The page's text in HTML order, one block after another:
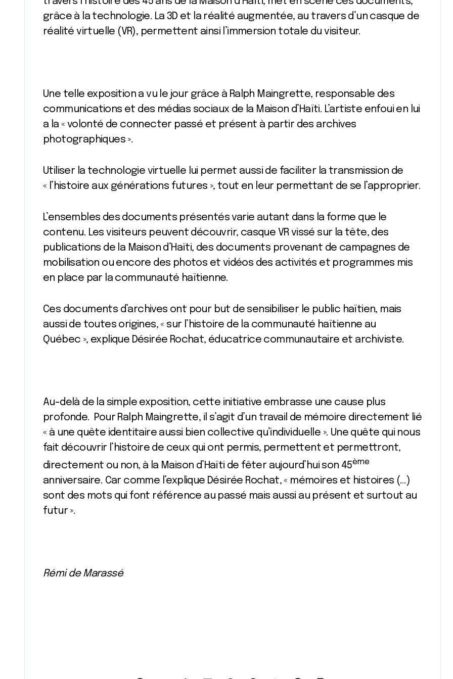
grâce à la technologie. La 3D et la réalité augmentée, au travers d’un casque de
réalité virtuelle (VR), permettent ainsi l’immersion totale du visiteur.
Une telle exposition a vu le jour grâce à Ralph Maingrette, responsable des
communications et des médias sociaux de la Maison d’Haïti. L’artiste enfoui en lui
a la « volonté de connecter passé et présent à partir des archives
photographiques ».
Utiliser la technologie virtuelle lui permet aussi de faciliter la transmission de
« l’histoire aux générations futures », tout en leur permettant de se l’approprier.
L’ensembles des documents présentés varie autant dans la forme que le
contenu. Les visiteurs peuvent découvrir, casque VR vissé sur la tête, des
publications de la Maison d’Haïti, des documents provenant de campagnes de
mobilisation ou encore des photos et vidéos des activités et programmes mis
en place par la communauté haïtienne.
Ces documents d’archives ont pour but de sensibiliser le public haïtien, mais
aussi de toutes origines, « sur l’histoire de la communauté haïtienne au
Québec », explique Désirée Rochat, éducatrice communautaire et archiviste.
Au-delà de la simple exposition, cette initiative embrasse une cause plus
profonde. Pour Ralph Maingrette, il s’agit d’un travail de mémoire directement lié
« à une quête identitaire aussi bien collective qu’individuelle ». Une quête qui nous
fait découvrir l’histoire de ceux qui ont permis, permettent et permettront,
directement ou non, à la Maison d’Haïti de fêter aujourd’hui son 45ème
anniversaire. Car comme l’explique Désirée Rochat, « mémoires et histoires (…)
sont des mots qui font référence au passé mais aussi au présent et surtout au
futur ».
Rémi de Marassé